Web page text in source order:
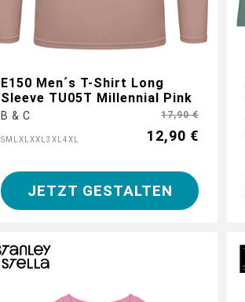
E150 Men´s T-Shirt Long
Sleeve TU05T Millennial Pink
B & C
S M LXLXXL3XL4XL
17,90 €
12,90 €
JETZT GESTALTEN